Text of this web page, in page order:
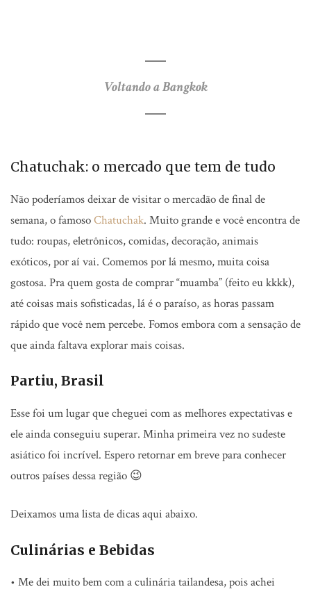
Voltando a Bangkok
Chatuchak: o mercado que tem de tudo
Não poderíamos deixar de visitar o mercadão de final de
semana, o famosoChatuchak. Muito grande e você encontra de
tudo: roupas, eletrônicos, comidas, decoração, animais
exóticos, por aí vai. Comemos por lá mesmo, muita coisa
gostosa. Pra quem gosta de comprar “muamba” (feito eu kkkk),
até coisas mais sofisticadas, lá é o paraíso, as horas passam
rápido que você nem percebe. Fomos embora com a sensação de
que ainda faltava explorar mais coisas.
Partiu, Brasil
Esse foi um lugar que cheguei com as melhores expectativas e
ele ainda conseguiu superar. Minha primeira vez no sudeste
asiático foi incrível. Espero retornar em breve para conhecer
outros países dessa região 😉
Deixamos uma lista de dicas aqui abaixo.
Culinárias e Bebidas
• Me dei muito bem com a culinária tailandesa, pois achei